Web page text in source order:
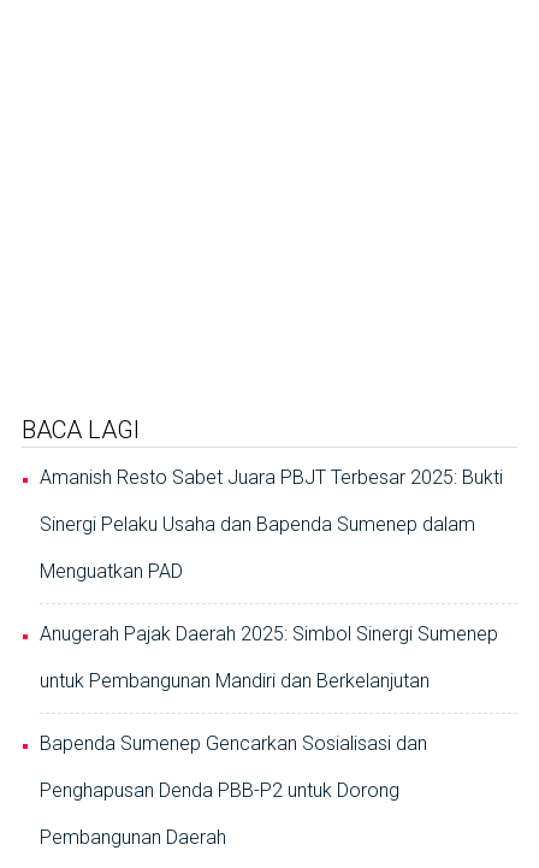
BACA LAGI
Amanish Resto Sabet Juara PBJT Terbesar 2025: Bukti
Sinergi Pelaku Usaha dan Bapenda Sumenep dalam
Menguatkan PAD
Anugerah Pajak Daerah 2025: Simbol Sinergi Sumenep
untuk Pembangunan Mandiri dan Berkelanjutan
Bapenda Sumenep Gencarkan Sosialisasi dan
Penghapusan Denda PBB-P2 untuk Dorong
Pembangunan Daerah